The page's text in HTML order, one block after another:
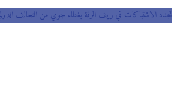
تجدد الاشتباكات في ريف الرقة بغطاء جوي من التحالف الدولي